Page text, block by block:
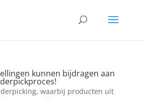
kunnen bijdragen aan
waarbij producten uit